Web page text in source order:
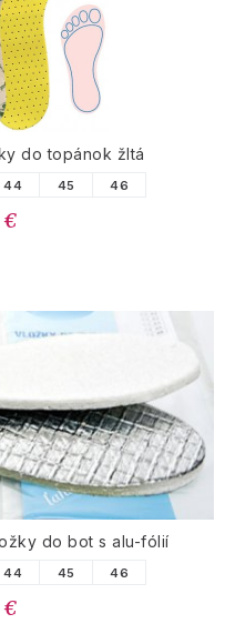
do topánok žltá
44 45 46
€
do bot s alu-fólií
44 45 46
€